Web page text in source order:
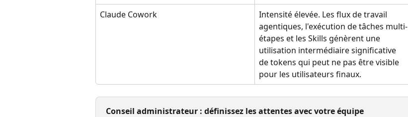
Claude Cowork
Intensité élevée. Les flux de travail
agentiques, l'exécution de tâches multi-
étapes et les Skills génèrent une
utilisation intermédiaire significative
de tokens qui peut ne pas être visible
pour les utilisateurs finaux.
Conseil administrateur : définissez les attentes avec votre équipe